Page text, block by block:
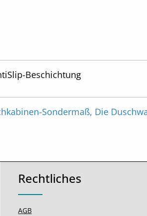
Beschichtung
Sondermaß, Die
Rechtliches
AGB